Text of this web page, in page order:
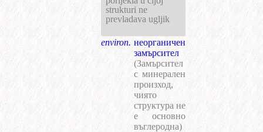
strukturi ne
prevladava ugljik
environ. неорганичен
замърсител
(Замърсител
с минерален
произход,
чиято
структура не
е основно
въглеродна)